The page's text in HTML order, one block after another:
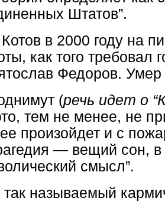
Штатов”.
Котов в 2000 году на
как того требовал
Федоров.
(речь идет о
тем не менее, не
произойдет и с
— вещий сон, в
смысл”.
так называемый